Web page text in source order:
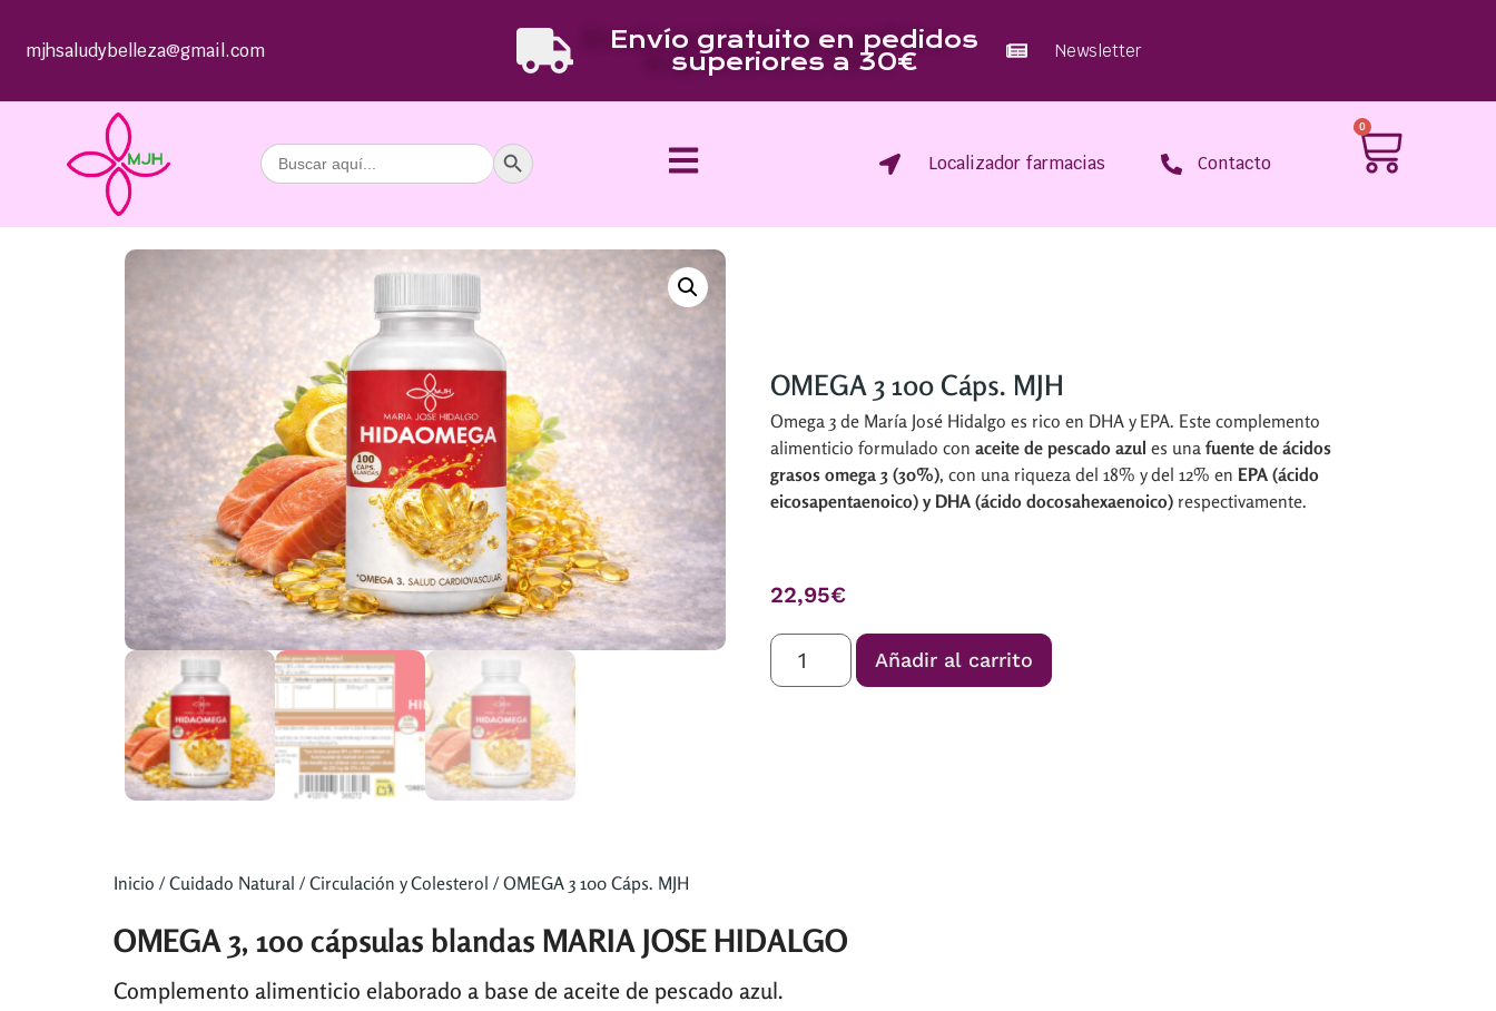
mjhsaludybelleza@gmail.com Envío gratuito en pedidos
superiores a 30€ Newsletter
Buscar: Botón de búsqueda
Localizador farmacias Contacto
0
OMEGA 3 100 Cáps. MJH
Omega 3 de María José Hidalgo es rico en DHA y EPA. Este complemento
alimenticio formulado con aceite de pescado azul es una fuente de ácidos
grasos omega 3 (30%), con una riqueza del 18% y del 12% en EPA (ácido
eicosapentaenoico) y DHA (ácido docosahexaenoico) respectivamente.
22,95€
Añadir al carrito
Inicio /Cuidado Natural /Circulación y Colesterol / OMEGA 3 100 Cáps. MJH
OMEGA 3, 100 cápsulas blandas MARIA JOSE HIDALGO
Complemento alimenticio elaborado a base de aceite de pescado azul.